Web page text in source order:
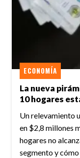
La nueva
10 hogares
ECONOMÍA
Un relevamiento
en $2,8 millones
hogares no
segmento y